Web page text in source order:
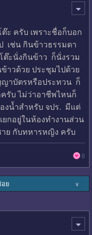
ะ ครับ เพราะชื่อก็บอก
เช่น กินข้าวธรรมดา
ต๊ะนั่งกินข้าว ก็นั่งรวม
าวด้วย ประชุมไปด้วย
ญาบัตรหรือประทวน ก็
รับ ไม่ว่าอาชีพไหนก็
น้ำสำหรับ จปร. มีแต่
กอยู่ในห้องทำงานส่วน
ย กับทหารหญิง ครับ
8
ย ∨